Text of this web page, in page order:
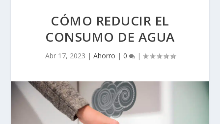
CÓMO REDUCIR EL
CONSUMO DE AGUA
Abr 17, 2023 | Ahorro | 0 |